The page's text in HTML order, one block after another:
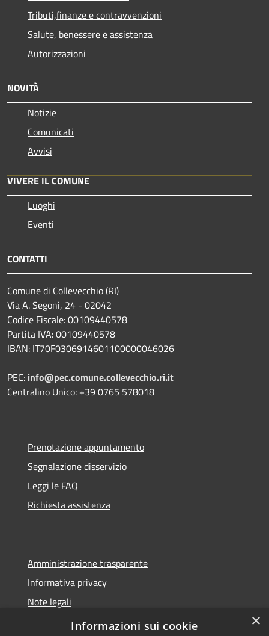
Tributi,finanze e contravvenzioni
Salute, benessere e assistenza
Autorizzazioni
NOVITÀ
Notizie
Comunicati
Avvisi
VIVERE IL COMUNE
Luoghi
Eventi
CONTATTI
Comune di Collevecchio (RI)
Via A. Segoni, 24 - 02042
Codice Fiscale: 00109440578
Partita IVA: 00109440578
IBAN: IT70F0306914601100000046026
PEC: info@pec.comune.collevecchio.ri.it
Centralino Unico: +39 0765 578018
Prenotazione appuntamento
Segnalazione disservizio
Leggi le FAQ
Richiesta assistenza
Amministrazione trasparente
Informativa privacy
Note legali
Dichiarazione di accessibilità
×
Informazioni sui cookie